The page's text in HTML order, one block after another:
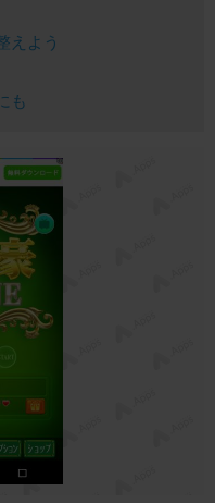
えよう
も